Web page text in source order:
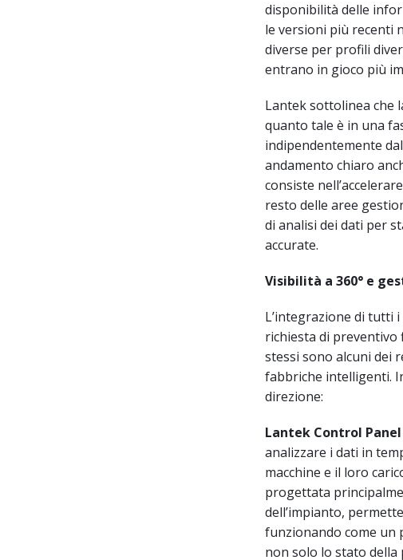
disponibilità delle
le versioni più recenti
diverse per profili
entrano in gioco più
Lantek sottolinea che
quanto tale è in una
indipendentemente
andamento chiaro
consiste
resto delle aree
di analisi dei dati per
accurate.
Visibilità a 360° e
L’integrazione di tutti
richiesta di preventivo
stessi sono alcuni dei
fabbriche intelligenti.
direzione:
Lantek Control Panel
analizzare i dati in
macchine e il loro
progettata
dell’impianto,
funzionando come un
non solo lo stato della